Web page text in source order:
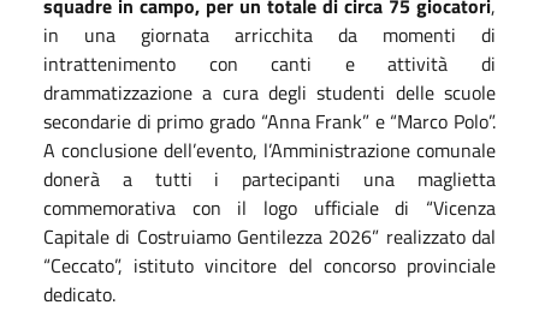
in una giornata arricchita da momenti di
intrattenimento con canti e attività di
drammatizzazione a cura degli studenti delle scuole
secondarie di primo grado “Anna Frank” e “Marco Polo”.
A conclusione dell’evento, l’Amministrazione comunale
donerà a tutti i partecipanti una maglietta
commemorativa con il logo ufficiale di “Vicenza
Capitale di Costruiamo Gentilezza 2026” realizzato dal
“Ceccato”, istituto vincitore del concorso provinciale
dedicato.